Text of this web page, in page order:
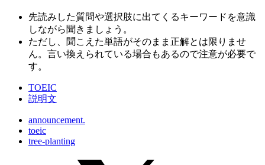
先読みした質問や選択肢に出てくるキーワードを意識
しながら聞きましょう。
ただし、聞こえた単語がそのまま正解とは限りませ
ん。言い換えられている場合もあるので注意が必要で
す。
TOEIC
説明文
announcement.
toeic
tree-planting